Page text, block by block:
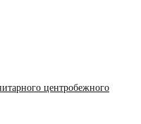
центробежного